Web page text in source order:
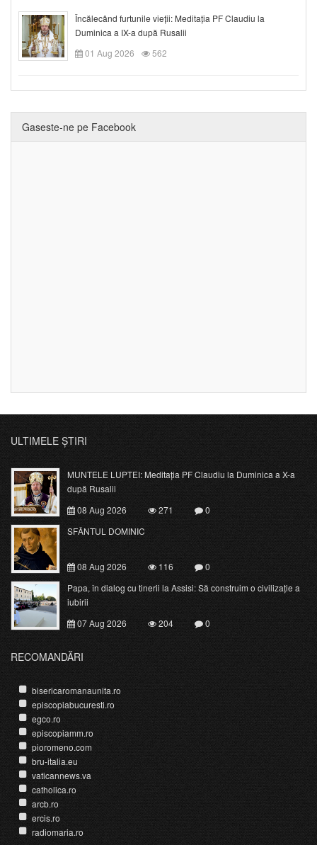
Încălecând furtunile vieții: Meditația PF Claudiu la
Duminica a IX-a după Rusalii
01 Aug 2026
562
Gaseste-ne pe Facebook
ULTIMELE ȘTIRI
MUNTELE LUPTEI: Meditația PF Claudiu la Duminica a X-a
după Rusalii
08 Aug 2026
271
0
SFÂNTUL DOMINIC
08 Aug 2026 116
0
Papa, în dialog cu tinerii la Assisi: Să construim o civilizație a
iubirii
07 Aug 2026
204 0
RECOMANDĂRI
bisericaromanaunita.ro
episcopiabucuresti.ro
egco.ro
episcopiamm.ro
pioromeno.com
bru-italia.eu
vaticannews.va
catholica.ro
arcb.ro
ercis.ro
radiomaria.ro